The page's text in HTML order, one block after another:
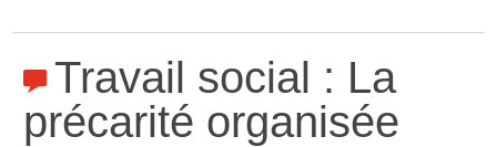
Travail social : La
précarité organisée